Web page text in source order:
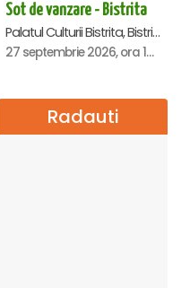
Sot de vanzare - Bistrita
Palatul Culturii Bistrita, Bistrita
27 septembrie 2026, ora 19:00
Radauti